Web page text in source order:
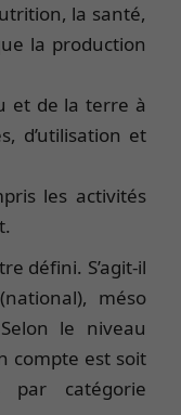
la santé,
la production
et de la terre à
d’utilisation et
les activités
défini. S’agit-il
méso
le niveau
compte est soit
catégorie